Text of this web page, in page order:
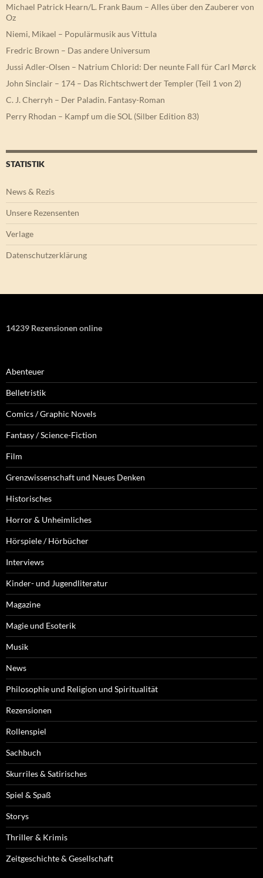
Michael Patrick Hearn/L. Frank Baum – Alles über den Zauberer von
Oz
Niemi, Mikael – Populärmusik aus Vittula
Fredric Brown – Das andere Universum
Jussi Adler-Olsen – Natrium Chlorid: Der neunte Fall für Carl Mørck
John Sinclair – 174 – Das Richtschwert der Templer (Teil 1 von 2)
C. J. Cherryh – Der Paladin. Fantasy-Roman
Perry Rhodan – Kampf um die SOL (Silber Edition 83)
STATISTIK
News & Rezis
Unsere Rezensenten
Verlage
Datenschutzerklärung
14239 Rezensionen online
Abenteuer
Belletristik
Comics / Graphic Novels
Fantasy / Science-Fiction
Film
Grenzwissenschaft und Neues Denken
Historisches
Horror & Unheimliches
Hörspiele / Hörbücher
Interviews
Kinder- und Jugendliteratur
Magazine
Magie und Esoterik
Musik
News
Philosophie und Religion und Spiritualität
Rezensionen
Rollenspiel
Sachbuch
Skurriles & Satirisches
Spiel & Spaß
Storys
Thriller & Krimis
Zeitgeschichte & Gesellschaft